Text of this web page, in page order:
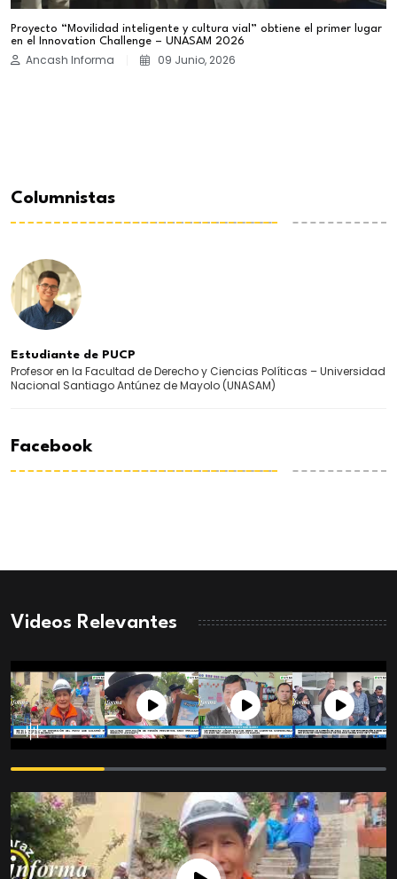
Proyecto “Movilidad inteligente y cultura vial” obtiene el primer lugar
en el Innovation Challenge – UNASAM 2026
Ancash Informa 09 Junio, 2026
Columnistas
Estudiante de PUCP
Profesor en la Facultad de Derecho y Ciencias Políticas – Universidad
Nacional Santiago Antúnez de Mayolo (UNASAM)
Facebook
Videos Relevantes